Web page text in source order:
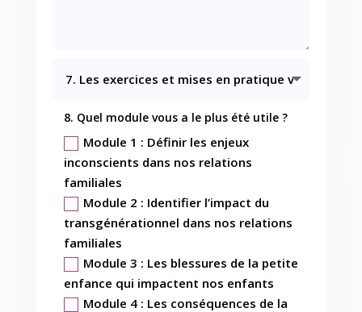
8. Quel module vous a le plus été utile ?
Module 1 : Définir les enjeux
inconscients dans nos relations
familiales
Module 2 : Identifier l’impact du
transgénérationnel dans nos relations
familiales
Module 3 : Les blessures de la petite
enfance qui impactent nos enfants
Module 4 : Les conséquences de la